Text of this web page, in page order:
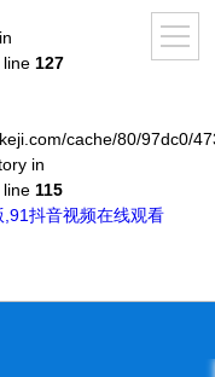
line 127
cache/80/97dc0/
in
line 115
抖音视频在线观看